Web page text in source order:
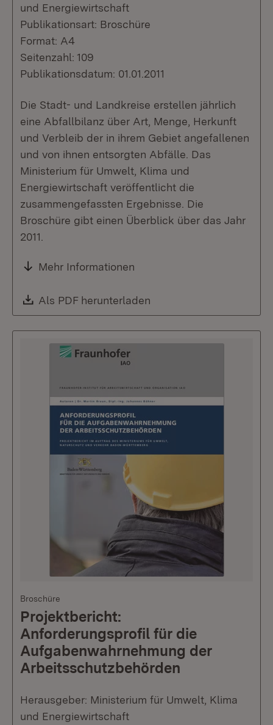
und Energiewirtschaft
Publikationsart: Broschüre
Format: A4
Seitenzahl: 109
Publikationsdatum: 01.01.2011
Die Stadt- und Landkreise erstellen jährlich
eine Abfallbilanz über Art, Menge, Herkunft
und Verbleib der in ihrem Gebiet angefallenen
und von ihnen entsorgten Abfälle. Das
Ministerium für Umwelt, Klima und
Energiewirtschaft veröffentlicht die
zusammengefassten Ergebnisse. Die
Broschüre gibt einen Überblick über das Jahr
2011.
Mehr Informationen
Download:
Als PDF herunterladen
Broschüre
Projektbericht:
Anforderungsprofil für die
Aufgabenwahrnehmung der
Arbeitsschutzbehörden
Herausgeber: Ministerium für Umwelt, Klima
und Energiewirtschaft